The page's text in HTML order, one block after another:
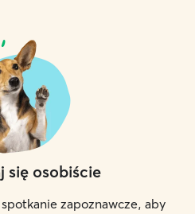
się osobiście
zapoznawcze, aby